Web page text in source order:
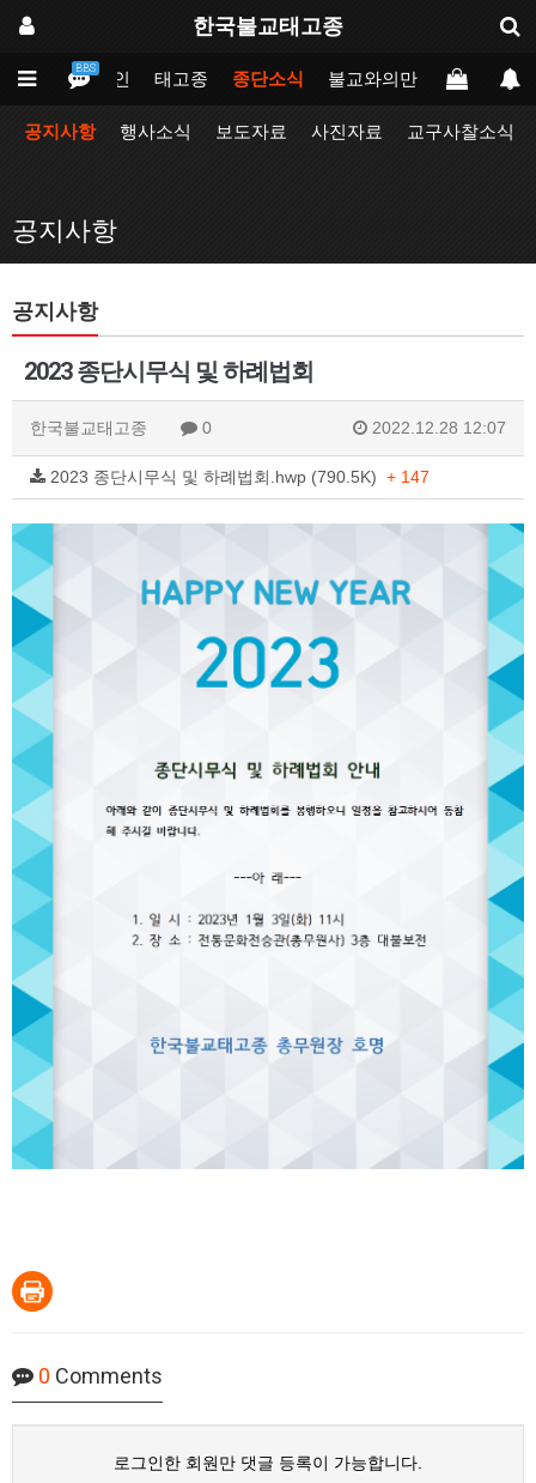
한국불교태고종
BBS
메인 태고종 종단소식 불교와의만남 업무포털
공지사항 행사소식 보도자료 사진자료 교구사찰소식
공지사항
공지사항
2023 종단시무식 및 하례법회
한국불교태고종 0 2022.12.28 12:07
2023 종단시무식 및 하례법회.hwp (790.5K) + 147
0 Comments
로그인한 회원만 댓글 등록이 가능합니다.